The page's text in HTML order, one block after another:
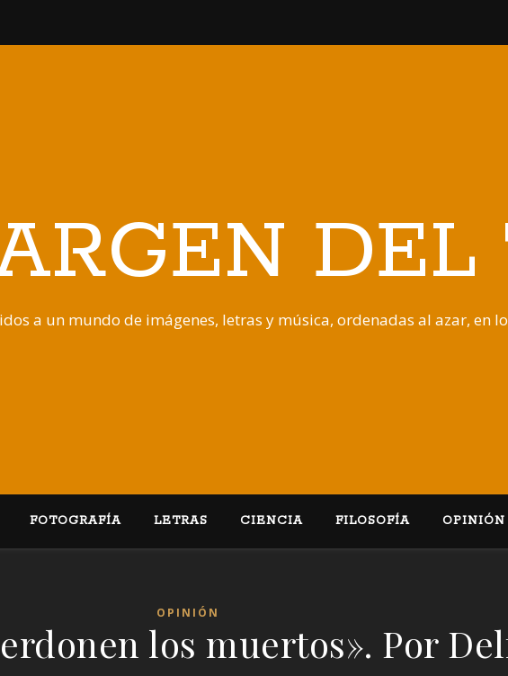
DEL
a un mundo de imágenes, letras y música, ordenadas al azar, en
FOTOGRAFÍA LETRAS CIENCIA FILOSOFÍA OPINIÓN
OPINIÓN
los muertos». Por